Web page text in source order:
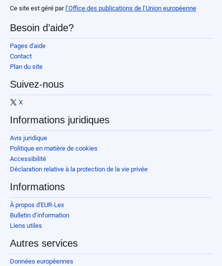
Ce site est géré par l’Office des publications de l’Union européenne
Besoin d’aide?
Pages d'aide
Contact
Plan du site
Suivez-nous
X
Informations juridiques
Avis juridique
Politique en matière de cookies
Accessibilité
Déclaration relative à la protection de la vie privée
Informations
À propos d'EUR-Lex
Bulletin d’information
Liens utiles
Autres services
Données européennes